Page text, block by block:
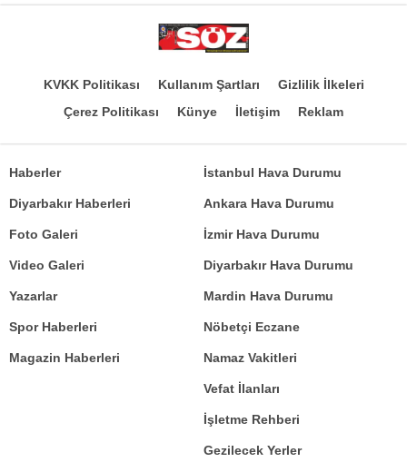
KVKK Politikası Kullanım Şartları
Gizlilik İlkeleri
Çerez Politikası
Künye İletişim Reklam
Haberler
Diyarbakır Haberleri
Foto Galeri
Video Galeri
Yazarlar
İstanbul Hava Durumu
Ankara Hava Durumu
İzmir Hava Durumu
Diyarbakır Hava Durumu
Mardin Hava Durumu
Spor Haberleri
Magazin Haberleri
Nöbetçi Eczane
Namaz Vakitleri
Vefat İlanları
İşletme Rehberi
Gezilecek Yerler